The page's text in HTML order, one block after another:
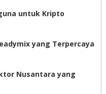
untuk Kripto
yang Terpercaya
Nusantara yang